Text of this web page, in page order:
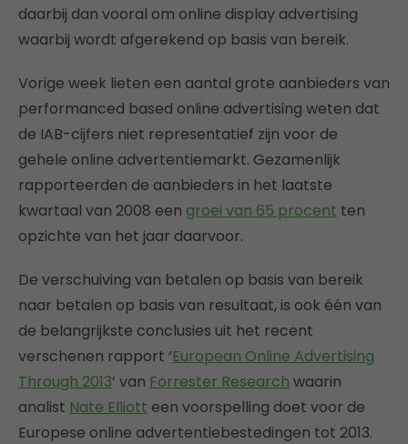
daarbij dan vooral om online display advertising
waarbij wordt afgerekend op basis van bereik.
Vorige week lieten een aantal grote aanbieders van
performanced based online advertising weten dat
de IAB-cijfers niet representatief zijn voor de
gehele online advertentiemarkt. Gezamenlijk
rapporteerden de aanbieders in het laatste
kwartaal van 2008 een groei van 65 procent ten
opzichte van het jaar daarvoor.
De verschuiving van betalen op basis van bereik
naar betalen op basis van resultaat, is ook één van
de belangrijkste conclusies uit het recent
verschenen rapport ‘European Online Advertising
Through 2013’ van Forrester Research waarin
analist Nate Elliott een voorspelling doet voor de
Europese online advertentiebestedingen tot 2013.